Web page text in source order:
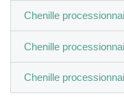
Chenille
Chenille
Chenille